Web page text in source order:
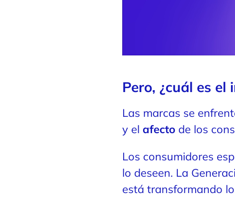
Pero, ¿cuál es
Las marcas se
y el afecto de los
Los consumidores
lo deseen. La
está transformando